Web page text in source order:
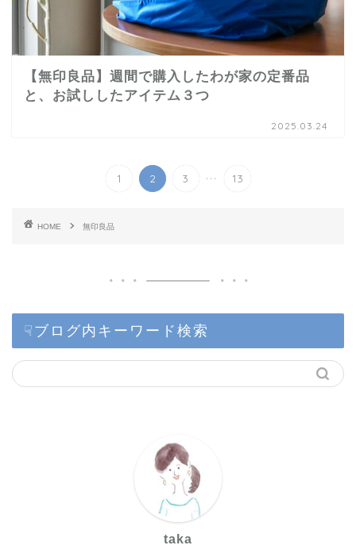
【無印良品】週間で購入したわが家の定番品
と、お試ししたアイテム３つ
2025.03.24
1 2 3 ... 13
HOME 無印良品
☟ブログ内キーワード検索
taka